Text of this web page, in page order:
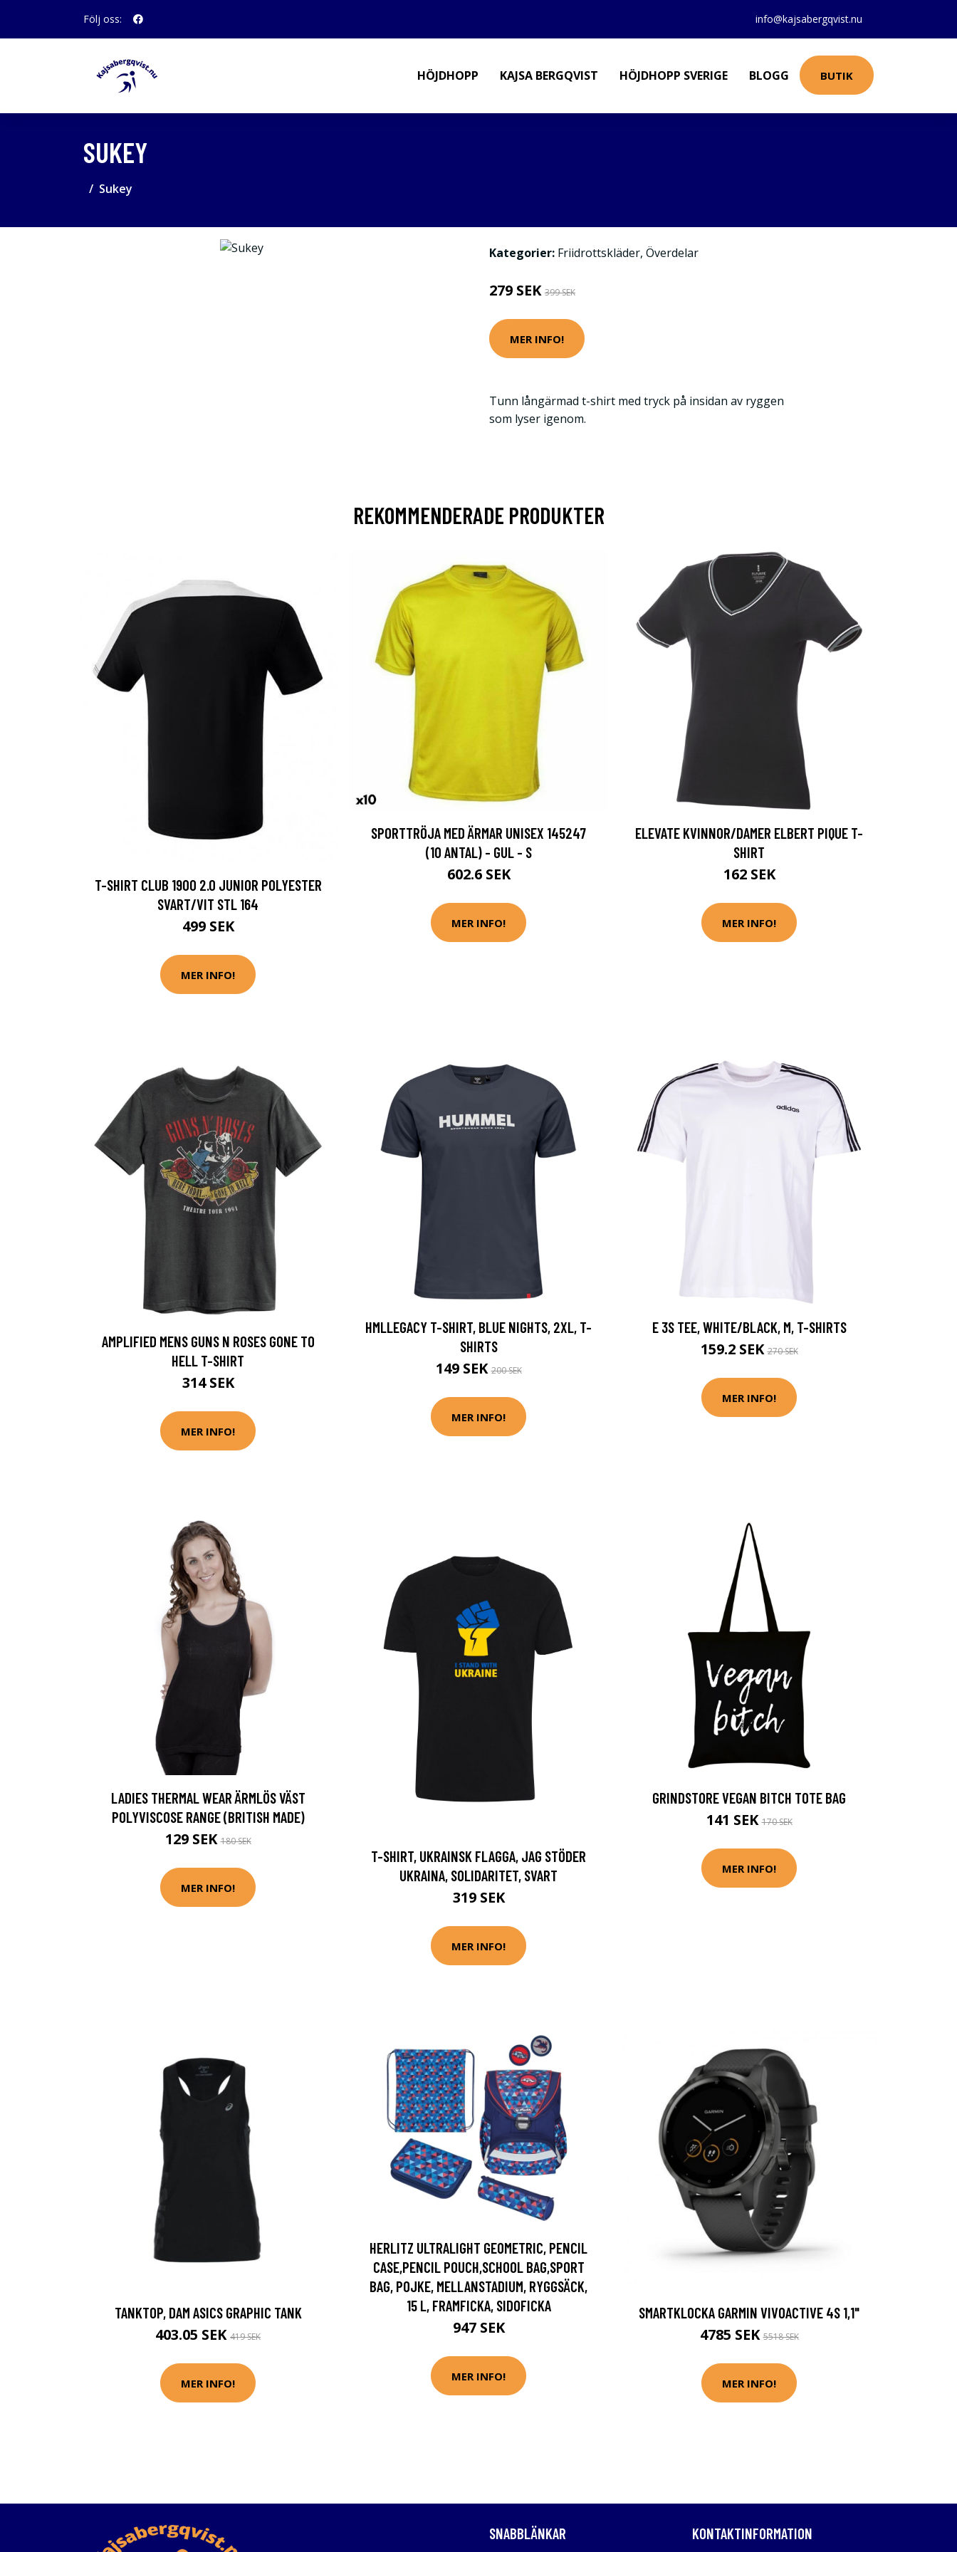
Följ oss: info@kajsabergqvist.nu
HÖJDHOPP KAJSA BERGQVIST HÖJDHOPP SVERIGE BLOGG BUTIK
SUKEY
Sukey
Kategorier: Friidrottskläder, Överdelar
279 SEK 399 SEK
MER INFO!
Tunn långärmad t-shirt med tryck på insidan av ryggen
som lyser igenom.
REKOMMENDERADE PRODUKTER
T-SHIRT CLUB 1900 2.0 JUNIOR POLYESTER
SVART/VIT STL 164
499 SEK
MER INFO!
SPORTTRÖJA MED ÄRMAR UNISEX 145247
(10 ANTAL) - GUL - S
602.6 SEK
MER INFO!
ELEVATE KVINNOR/DAMER ELBERT PIQUE T-
SHIRT
162 SEK
MER INFO!
AMPLIFIED MENS GUNS N ROSES GONE TO
HELL T-SHIRT
314 SEK
MER INFO!
HMLLEGACY T-SHIRT, BLUE NIGHTS, 2XL, T-
SHIRTS
149 SEK200 SEK
MER INFO!
E 3S TEE, WHITE/BLACK, M, T-SHIRTS
159.2 SEK270 SEK
MER INFO!
LADIES THERMAL WEAR ÄRMLÖS VÄST
POLYVISCOSE RANGE (BRITISH MADE)
129 SEK180 SEK
MER INFO!
T-SHIRT, UKRAINSK FLAGGA, JAG STÖDER
UKRAINA, SOLIDARITET, SVART
319 SEK
MER INFO!
GRINDSTORE VEGAN BITCH TOTE BAG
141 SEK170 SEK
MER INFO!
TANKTOP, DAM ASICS GRAPHIC TANK
403.05 SEK 419 SEK
MER INFO!
HERLITZ ULTRALIGHT GEOMETRIC, PENCIL
CASE,PENCIL POUCH,SCHOOL BAG,SPORT
BAG, POJKE, MELLANSTADIUM, RYGGSÄCK,
15 L, FRAMFICKA, SIDOFICKA
947 SEK
MER INFO!
SMARTKLOCKA GARMIN VIVOACTIVE 4S 1,1"
4785 SEK5518 SEK
MER INFO!
SNABBLÄNKAR KONTAKTINFORMATION